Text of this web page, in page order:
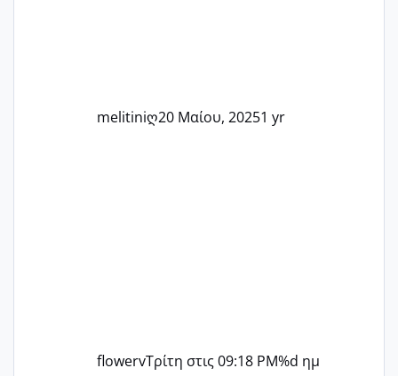
melitiniღ20 Μαίου, 20251 yr
flowervΤρίτη στις 09:18 PM%d ημ